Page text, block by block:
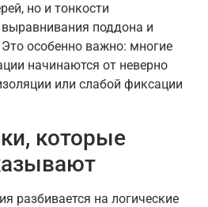
но и тонкости
поддона и
особенно важно: многие
начинаются от неверно
или слабой фиксации
которые
разбивается на логические